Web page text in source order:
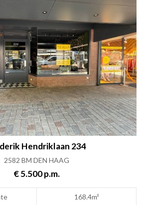
Hendriklaan 234
2582 BM DEN HAAG
€ 5.500 p.m.
168.4m²